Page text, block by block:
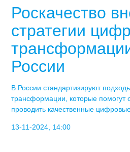
Роскачество
стратегии
России
В России стандартизируют
трансформации, которые помогут
проводить качественные
13-11-2024, 14:00